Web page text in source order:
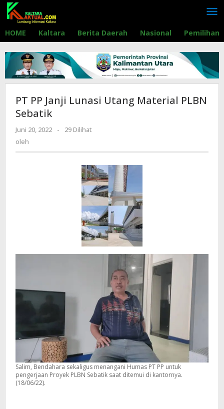
Lewati
konten
HOME Kaltara Berita Daerah Nasional Pemilihan
PT PP Janji Lunasi Utang Material PLBN
Sebatik
Juni 20, 2022 oleh
-
29 Dilihat
oleh
Salim, Bendahara sekaligus menangani Humas PT PP untuk
pengerjaan Proyek PLBN Sebatik saat ditemui di kantornya.
(18/06/22).